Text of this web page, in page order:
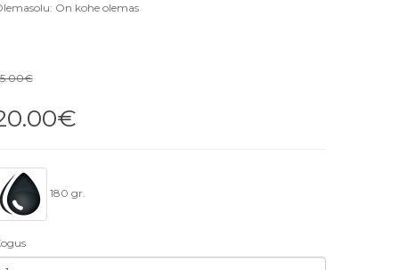
On kohe olemas
180 gr.